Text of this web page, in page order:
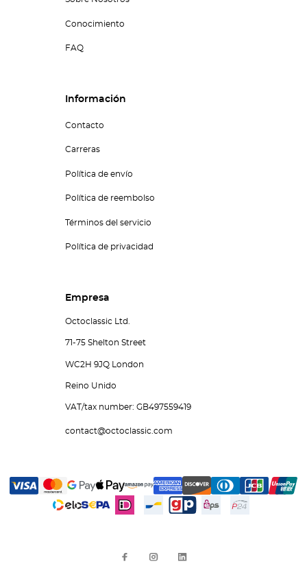
Conocimiento
FAQ
Información
Contacto
Carreras
Política de envío
Política de reembolso
Términos del servicio
Política de privacidad
Empresa
Octoclassic Ltd.
71-75 Shelton Street
WC2H 9JQ London
Reino Unido
VAT/tax number: GB497559419
contact@octoclassic.com